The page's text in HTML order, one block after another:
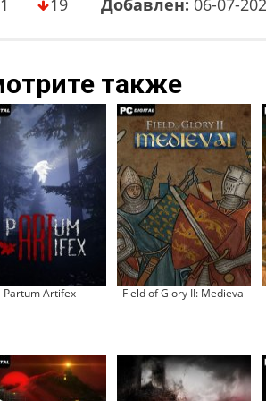
19 Добавлен: 06-07-
также
Partum Artifex Field of Glory II: Medieval